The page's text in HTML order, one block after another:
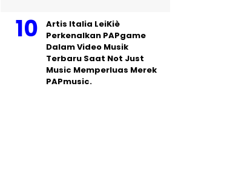
Artis Italia LeiKiè
Perkenalkan PAPgame
Dalam Video Musik
Terbaru Saat Not Just
Music Memperluas Merek
PAPmusic.